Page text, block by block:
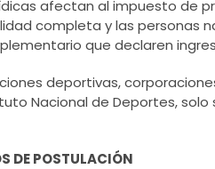
afectan al impuesto de
completa y las personas
que declaren
deportivas,
Nacional de Deportes, solo
DE POSTULACIÓN